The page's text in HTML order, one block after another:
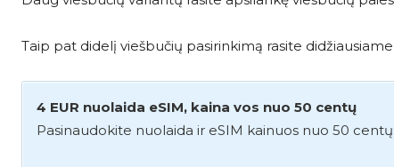
Taip pat didelį viešbučių pasirinkimą rasite
4 EUR nuolaida eSIM, kaina vos nuo 50 centų
Pasinaudokite nuolaida ir eSIM kainuos nuo 50 centų: